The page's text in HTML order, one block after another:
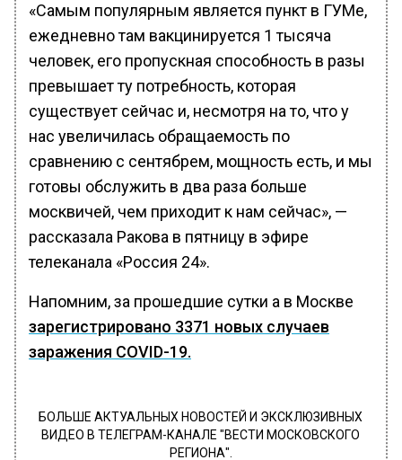
«Самым популярным является пункт в ГУМе,
ежедневно там вакцинируется 1 тысяча
человек, его пропускная способность в разы
превышает ту потребность, которая
существует сейчас и, несмотря на то, что у
нас увеличилась обращаемость по
сравнению с сентябрем, мощность есть, и мы
готовы обслужить в два раза больше
москвичей, чем приходит к нам сейчас», —
рассказала Ракова в пятницу в эфире
телеканала «Россия 24».
Напомним, за прошедшие сутки а в Москве
зарегистрировано 3371 новых случаев
заражения COVID-19.
БОЛЬШЕ АКТУАЛЬНЫХ НОВОСТЕЙ И ЭКСКЛЮЗИВНЫХ
ВИДЕО В ТЕЛЕГРАМ-КАНАЛЕ "ВЕСТИ МОСКОВСКОГО
РЕГИОНА".